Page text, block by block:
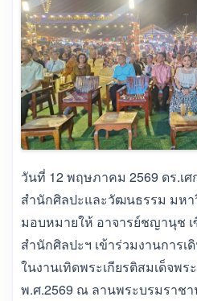
วันที่ 12 พฤษภาคม 2569 ดร.เ
สำนักศิลปะและวัฒนธรรม มห
มอบหมายให้ อาจารย์ชญานุช เ
สำนักศิลปะฯ เข้าร่วมงานการ
ในงานเทิดพระเกียรติสมเด็จพ
พ.ศ.2569 ณ ลานพระบรมราชา